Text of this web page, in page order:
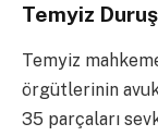
Temyiz
Temyiz
örgütlerinin
35 parçaları